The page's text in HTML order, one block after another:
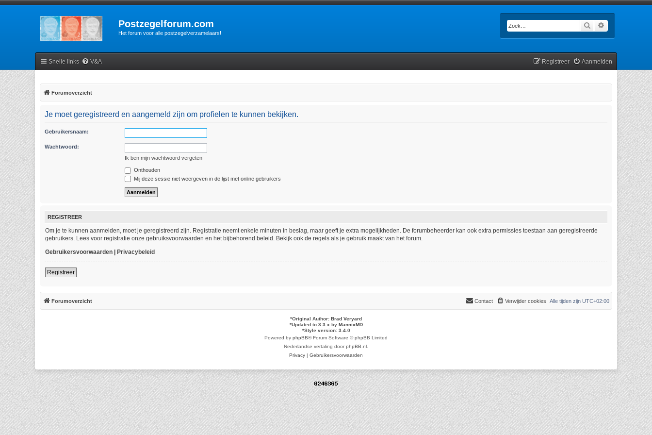
Postzegelforum.com
Het forum voor alle postzegelverzamelaars!
Zoek
Snelle links V&A Aanmelden
Registreer
Forumoverzicht
Je moet geregistreerd en aangemeld zijn om profielen te kunnen bekijken.
Gebruikersnaam:
Wachtwoord:
Ik ben mijn wachtwoord vergeten
Onthouden
Mij deze sessie niet weergeven in de lijst met online gebruikers
REGISTREER
Om je te kunnen aanmelden, moet je geregistreerd zijn. Registratie neemt enkele minuten in beslag, maar geeft je extra mogelijkheden. De forumbeheerder kan ook extra permissies toestaan aan geregistreerde
gebruikers. Lees voor registratie onze gebruiksvoorwaarden en het bijbehorend beleid. Bekijk ook de regels als je gebruik maakt van het forum.
Gebruikersvoorwaarden | Privacybeleid
Registreer
Forumoverzicht Alle tijden zijn UTC+02:00
Verwijder cookies
Contact
*Original Author: Brad Veryard
*Updated to 3.3.x by MannixMD
*Style version: 3.4.0
Powered by phpBB® Forum Software © phpBB Limited
Nederlandse vertaling doorphpBB.nl
Privacy | Gebruikersvoorwaarden